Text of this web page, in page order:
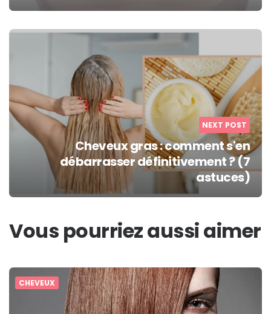
NEXT POST
Cheveux gras : comment s'en
débarrasser définitivement ? (7
astuces)
Vous pourriez aussi aimer
CHEVEUX